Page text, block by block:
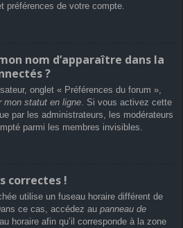
préférences de votre compte.
nom d’apparaître dans la
?
onglet « Préférences du forum »,
mon statut en ligne . Si vous activez cette
par les administrateurs, les modérateurs
parmi les membres invisibles.
correctes !
utilise un fuseau horaire différent de
ce cas, accédez au panneau de
horaire afin qu’il corresponde à la zone